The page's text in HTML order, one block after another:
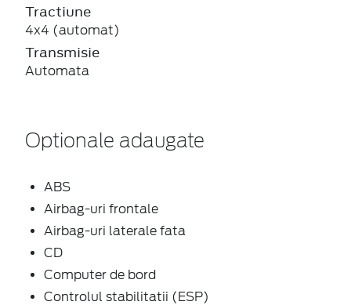
Tractiune
4x4 (automat)
Transmisie
Automata
Optionale adaugate
ABS
Airbag-uri frontale
Airbag-uri laterale fata
CD
Computer de bord
Controlul stabilitatii (ESP)